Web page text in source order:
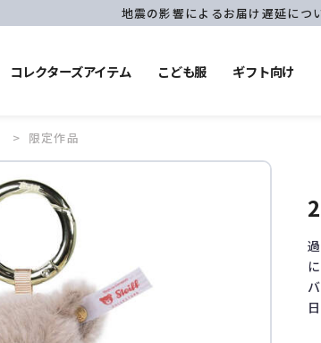
地震の影響によるお届け遅延につ
コレクターズアイテム こども服 ギフト向け
限定作品